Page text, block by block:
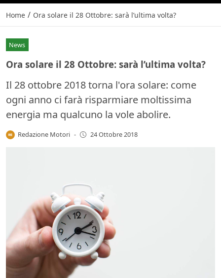
Home / Ora solare il 28 Ottobre: sarà l’ultima volta?
News
Ora solare il 28 Ottobre: sarà l’ultima volta?
Il 28 ottobre 2018 torna l'ora solare: come
ogni anno ci farà risparmiare moltissima
energia ma qualcuno la vole abolire.
Redazione Motori - 24 Ottobre 2018